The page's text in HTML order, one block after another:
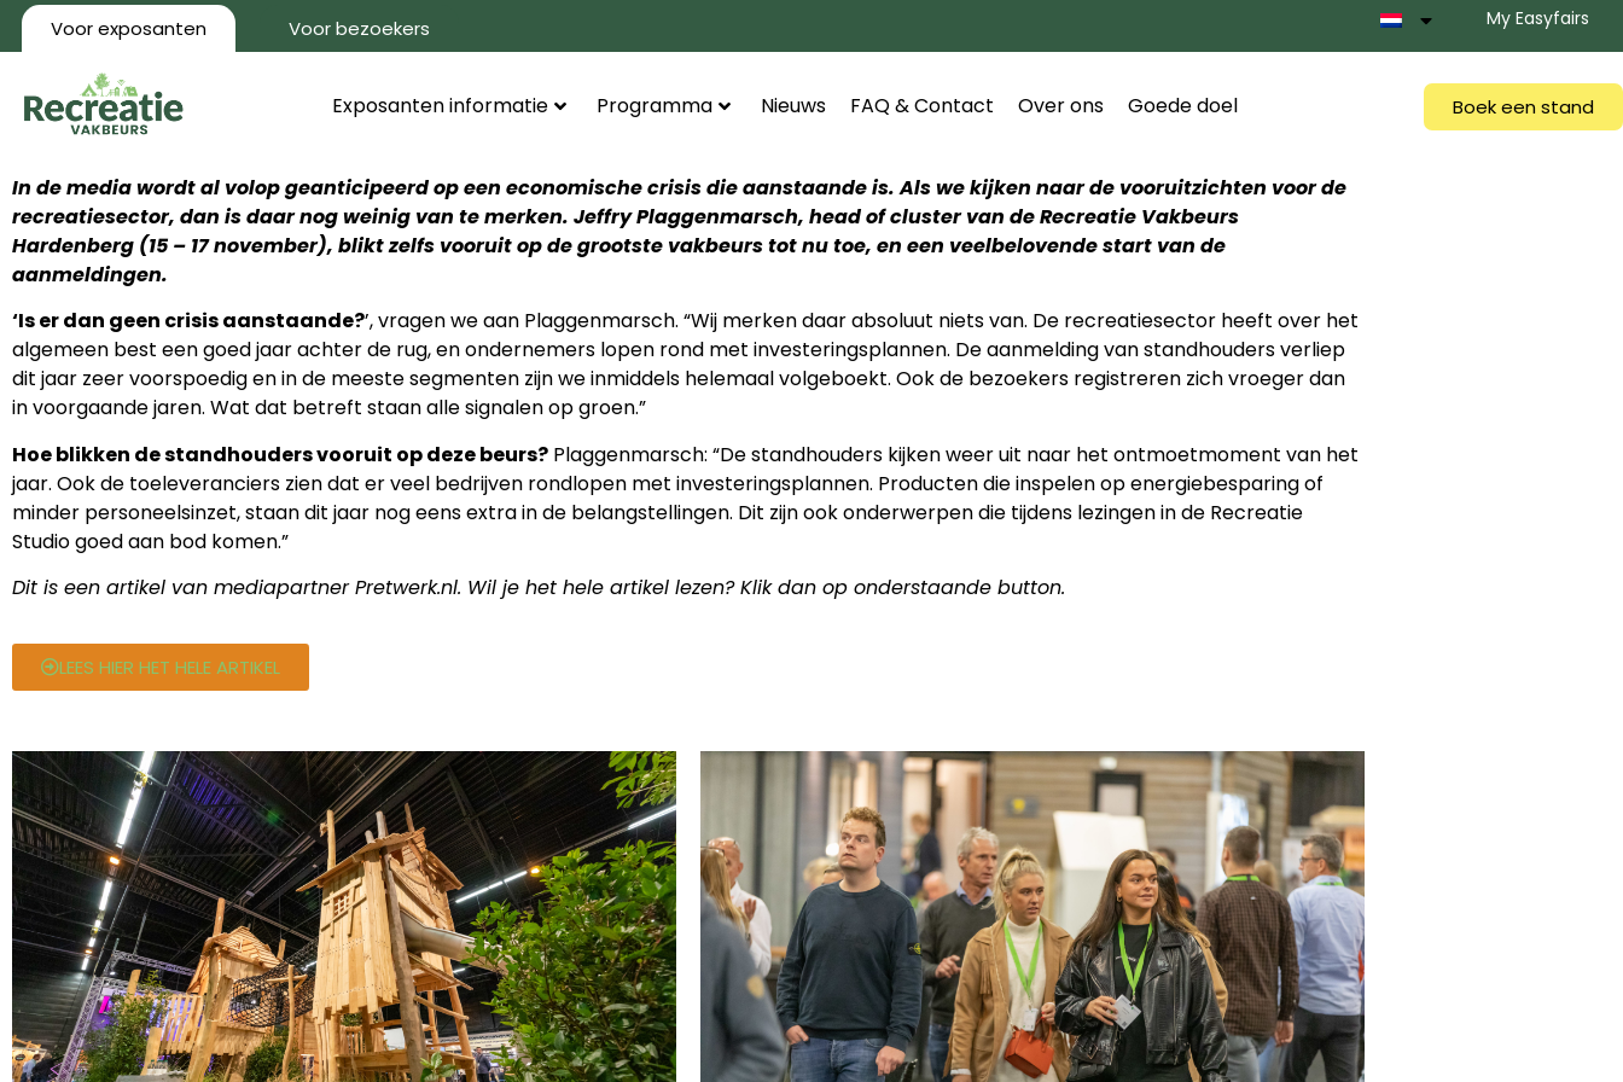
Voor exposanten Voor bezoekers My Easyfairs
Exposanten informatie Programma Nieuws FAQ & Contact Over ons Goede doel Boek een stand
In de media wordt al volop geanticipeerd op een economische crisis die aanstaande is. Als we kijken naar de vooruitzichten voor de
recreatiesector, dan is daar nog weinig van te merken. Jeffry Plaggenmarsch, head of cluster van de Recreatie Vakbeurs
Hardenberg (15 – 17 november), blikt zelfs vooruit op de grootste vakbeurs tot nu toe, en een veelbelovende start van de
aanmeldingen.
‘Is er dan geen crisis aanstaande?’, vragen we aan Plaggenmarsch. “Wij merken daar absoluut niets van. De recreatiesector heeft over het
algemeen best een goed jaar achter de rug, en ondernemers lopen rond met investeringsplannen. De aanmelding van standhouders verliep
dit jaar zeer voorspoedig en in de meeste segmenten zijn we inmiddels helemaal volgeboekt. Ook de bezoekers registreren zich vroeger dan
in voorgaande jaren. Wat dat betreft staan alle signalen op groen.”
Hoe blikken de standhouders vooruit op deze beurs? Plaggenmarsch: “De standhouders kijken weer uit naar het ontmoetmoment van het
jaar. Ook de toeleveranciers zien dat er veel bedrijven rondlopen met investeringsplannen. Producten die inspelen op energiebesparing of
minder personeelsinzet, staan dit jaar nog eens extra in de belangstellingen. Dit zijn ook onderwerpen die tijdens lezingen in de Recreatie
Studio goed aan bod komen.”
Dit is een artikel van mediapartner Pretwerk.nl. Wil je het hele artikel lezen? Klik dan op onderstaande button.
LEES HIER HET HELE ARTIKEL